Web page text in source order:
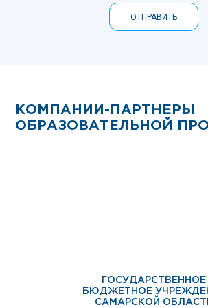
ОТПРАВИТЬ
КОМПАНИИ-ПАРТНЕРЫ
ОБРАЗОВАТЕЛЬНОЙ
ГОСУДАРСТВЕННОЕ
БЮДЖЕТНОЕ
САМАРСКОЙ